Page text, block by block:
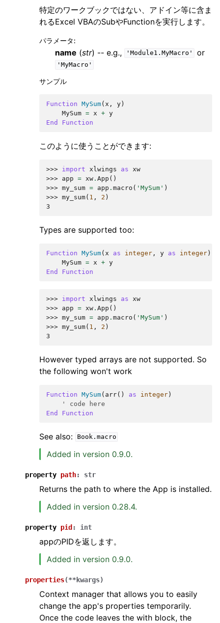
特定のワークブックではない、アドイン等に含ま
れるExcel VBAのSubやFunctionを実行します。
パラメータ:
name (str) -- e.g., 'Module1.MyMacro' or
'MyMacro'
サンプル
Function MySum( x , y )
MySum = x + y
End
Function
このように使うことができます:
>>> import xlwings as
xw
>>> app = xw . App ()
>>> my_sum = app . macro ( 'MySum' )
>>> my_sum( 1 , 2 )
3
Types are supported too:
Function MySum( x as integer , y as integer )
MySum = x + y
End
Function
>>> import xlwings as
xw
>>> app = xw . App ()
>>> my_sum = app . macro ( 'MySum' )
>>> my_sum( 1 , 2 )
3
However typed arrays are not supported. So
the following won't work
Function MySum( arr() as integer )
' code here
End
Function
See also: Book.macro
Added in version 0.9.0.
property path: str
Returns the path to where the App is installed.
Added in version 0.28.4.
property pid : int
appのPIDを返します。
Added in version 0.9.0.
properties(**kwargs)
Context manager that allows you to easily
change the app's properties temporarily.
Once the code leaves the with block, the